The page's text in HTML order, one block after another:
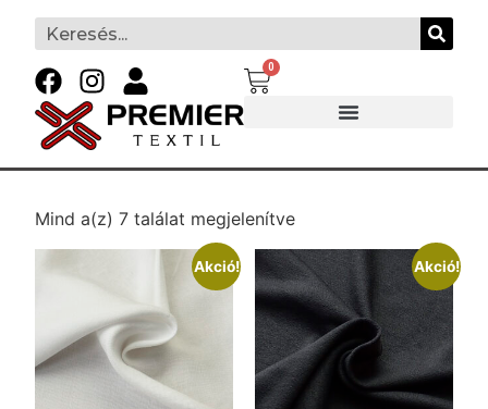
0
Mind a(z) 7 találat megjelenítve
Akció! Akció!